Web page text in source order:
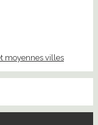
moyennes villes